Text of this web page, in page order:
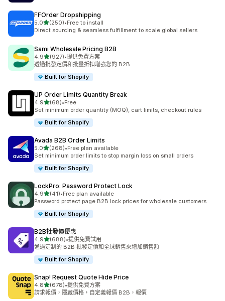
FFOrder Dropshipping
5.0滿分 5 顆星
(250)
共有 250 則評價
•Free to install
Direct sourcing & seamless fulfillment to scale global sellers
Sami Wholesale Pricing B2B
4.9滿分 5 顆星
(927)
共有 927 則評價
•提供免費方案
透過批發定價和批量折扣增強您的 B2B
Built for Shopify
UP Order Limits Quantity Break
4.9滿分 5 顆星
(68)
共有 68 則評價
•Free
Set minimum order quantity (MOQ), cart limits, checkout rules
Built for Shopify
Avada B2B Order Limits
5.0滿分 5 顆星
(268)
共有 268 則評價
•Free plan available
Set minimum order limits to stop margin loss on small orders
Built for Shopify
LockPro: Password Protect Lock
4.9滿分 5 顆星
(41)
共有 41 則評價
•Free plan available
Password protect page B2B lock prices for wholesale customers
Built for Shopify
B2B批發價優惠
4.9滿分 5 顆星
(688)
共有 688 則評價
•提供免費試用
通過定制的 B2B 批發定價和全球銷售來增加銷售額
Built for Shopify
Snap! Request Quote Hide Price
4.8滿分 5 顆星
(678)
共有 678 則評價
•提供免費方案
請求報價，隱藏價格，自定義報價 B2B，報價